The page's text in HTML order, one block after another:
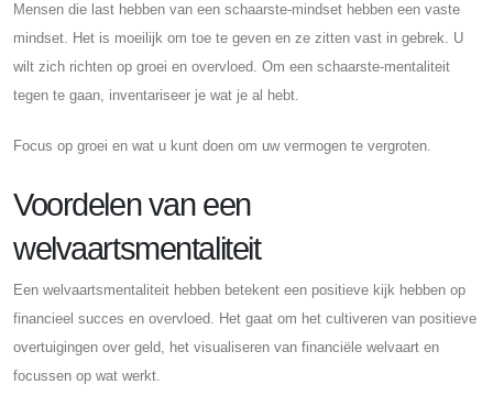
Mensen die last hebben van een schaarste-mindset hebben een vaste
mindset. Het is moeilijk om toe te geven en ze zitten vast in gebrek. U
wilt zich richten op groei en overvloed. Om een ​​schaarste-mentaliteit
tegen te gaan, inventariseer je wat je al hebt.
Focus op groei en wat u kunt doen om uw vermogen te vergroten.
Voordelen van een
welvaartsmentaliteit
Een welvaartsmentaliteit hebben betekent een positieve kijk hebben op
financieel succes en overvloed. Het gaat om het cultiveren van positieve
overtuigingen over geld, het visualiseren van financiële welvaart en
focussen op wat werkt.